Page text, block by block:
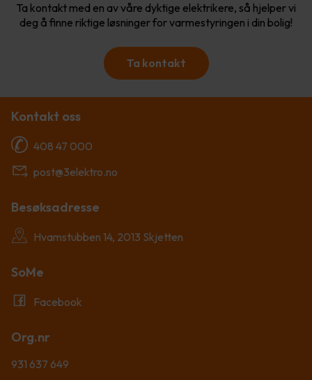
Ta kontakt med en av våre dyktige elektrikere, så hjelper vi
deg å finne riktige løsninger for varmestyringen i din bolig!
Ta kontakt
Kontakt oss
408 47 000
post@3elektro.no
Besøksadresse
Hvamstubben 14, 2013 Skjetten
SoMe
Facebook
Org.nr
931 637 649